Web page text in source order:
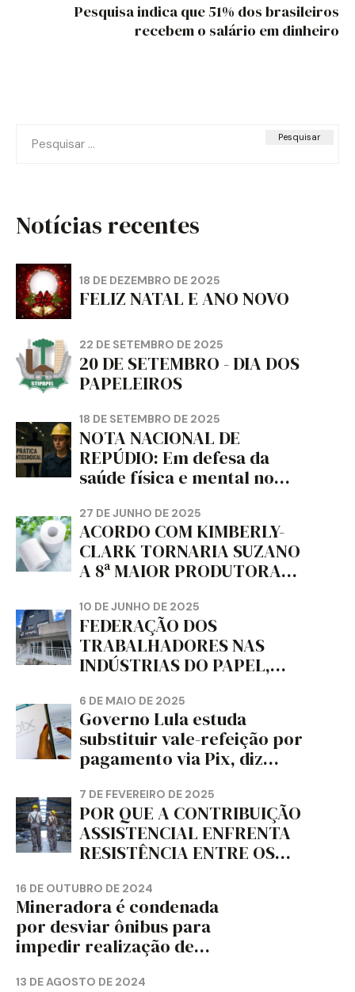
Pesquisa indica que 51% dos brasileiros
recebem o salário em dinheiro
por:
Notícias recentes
18 DE DEZEMBRO DE 2025
FELIZ NATAL E ANO NOVO
22 DE SETEMBRO DE 2025
20 DE SETEMBRO - DIA DOS
PAPELEIROS
18 DE SETEMBRO DE 2025
NOTA NACIONAL DE
REPÚDIO: Em defesa da
saúde física e mental no
da dignidade sindical.
27 DE JUNHO DE 2025
ACORDO COM KIMBERLY-
CLARK TORNARIA SUZANO
A 8ª MAIOR PRODUTORA
MUNDO, DIZ FITCH
10 DE JUNHO DE 2025
FEDERAÇÃO DOS
TRABALHADORES NAS
INDÚSTRIAS DO PAPEL,
CORTIÇA E ARTEFATOS DE
PAPEL DO ESTADO DO
PARANÁ – FETRAPEL-PR
6 DE MAIO DE 2025
Governo Lula estuda
substituir vale-refeição por
pagamento via Pix, diz
7 DE FEVEREIRO DE 2025
POR QUE A CONTRIBUIÇÃO
ASSISTENCIAL ENFRENTA
RESISTÊNCIA ENTRE OS
16 DE OUTUBRO DE 2024
Mineradora é condenada
por desviar ônibus para
impedir realização de
13 DE AGOSTO DE 2024